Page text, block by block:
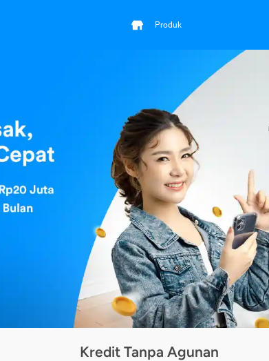
Produk
Kredit Tanpa Agunan